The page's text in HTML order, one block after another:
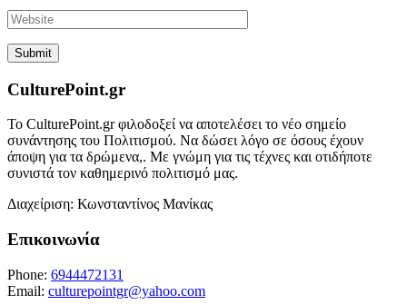
CulturePoint.gr
Το CulturePoint.gr φιλοδοξεί να αποτελέσει το νέο σημείο
συνάντησης του Πολιτισμού. Να δώσει λόγο σε όσους έχουν
άποψη για τα δρώμενα,. Με γνώμη για τις τέχνες και οτιδήποτε
συνιστά τον καθημερινό πολιτισμό μας.
Διαχείριση: Κωνσταντίνος Μανίκας
Επικοινωνία
Phone: 6944472131
Email: culturepointgr@yahoo.com